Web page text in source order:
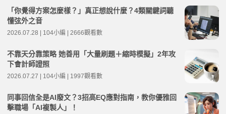
「你覺得方案怎麼樣？」真正想說什麼？4類關鍵詞聽
懂弦外之音
2026.07.28 | 104小編 | 2666觀看數
不靠天分靠策略 她善用「大量刷題＋縮時模擬」2年攻
下會計師證照
2026.07.27 | 104小編 | 1997觀看數
同事回信全是AI廢文？3招高EQ應對指南，教你優雅回
擊職場「AI複製人」！